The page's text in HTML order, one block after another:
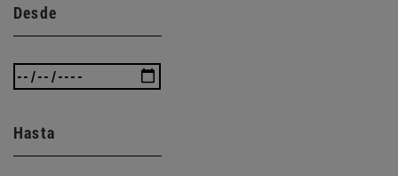
Desde
Hasta